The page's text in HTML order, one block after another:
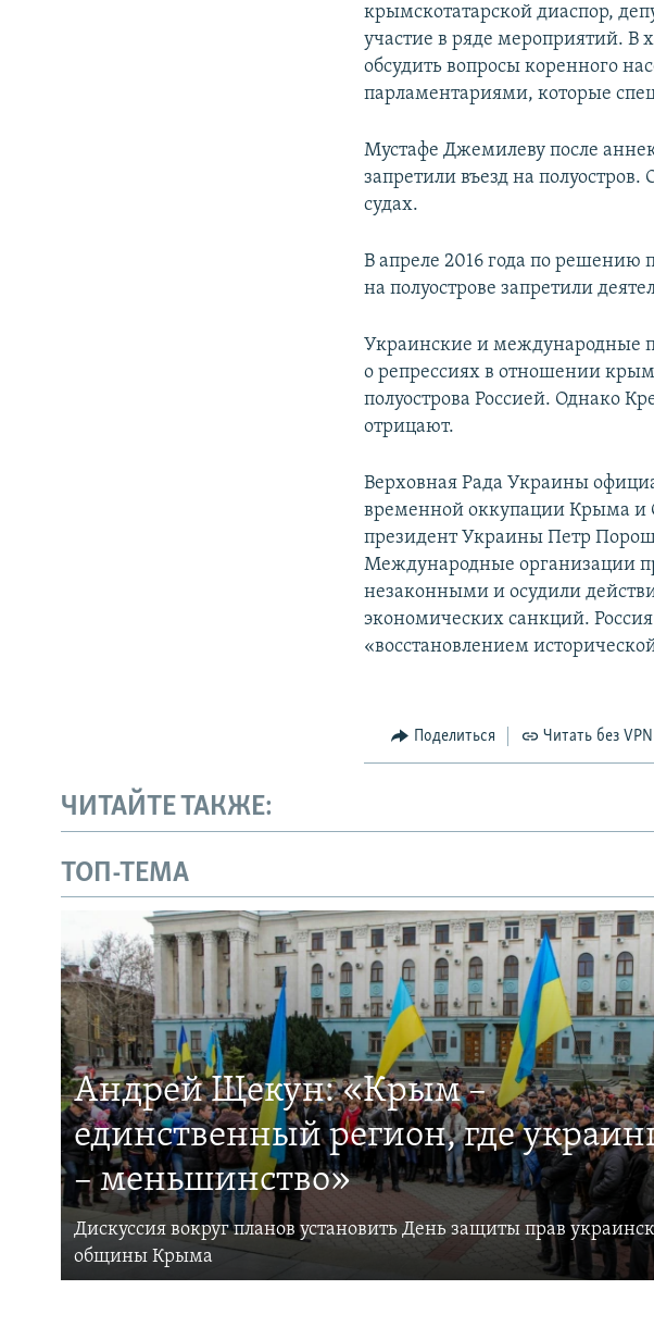
крымскотатарской диаспор,
участие в ряде мероприятий. В
обсудить вопросы коренного
парламентариями, которые
Мустафе Джемилеву после
запретили въезд на
судах.
В апреле 2016 года по решению
на полуострове запретили
Украинские и международные
о репрессиях в отношении
полуострова Россией. Однако
отрицают.
Верховная Рада Украины
временной оккупации Крыма и
президент Украины Петр
Международные организации
незаконными и осудили
экономических санкций.
«восстановлением
Поделиться Читать без VPN
ЧИТАЙТЕ ТАКЖЕ:
ТОП-ТЕМА
Андрей Щекун: «Крым –
единственный регион, где
– меньшинство»
Дискуссия вокруг планов установить День защиты прав
общины Крыма